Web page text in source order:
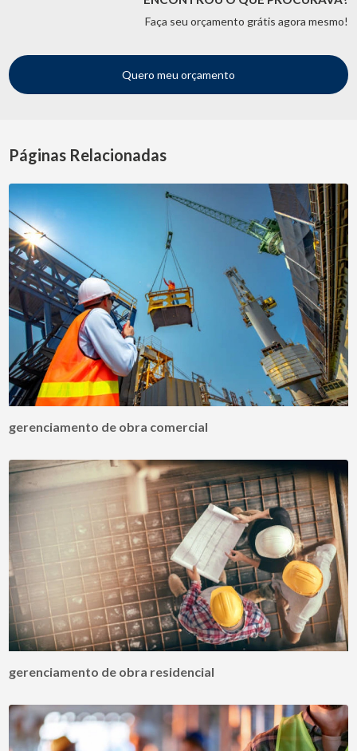
Faça seu orçamento grátis agora mesmo!
Quero meu orçamento
Páginas Relacionadas
gerenciamento de obra comercial
gerenciamento de obra residencial